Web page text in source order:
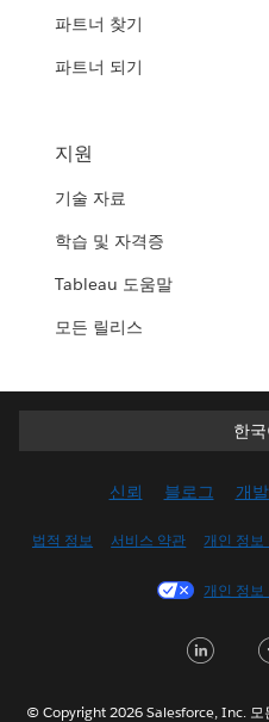
파트너 찾기
파트너 되기
지원
기술 자료
학습 및 자격증
Tableau 도움말
모든 릴리스
한국
한
신뢰 블로그 개
법적 정보 서비스 약관 개인 정보
개인 정보
© Copyright 2026 Salesforce, Inc. 모